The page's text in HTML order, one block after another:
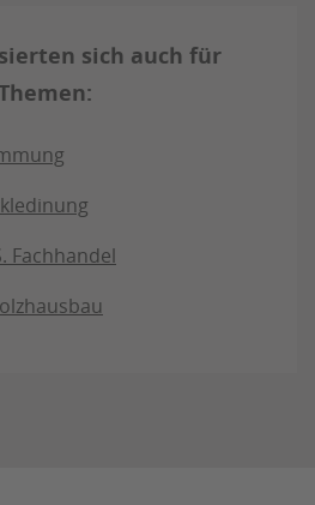
sich auch für
Fachhandel